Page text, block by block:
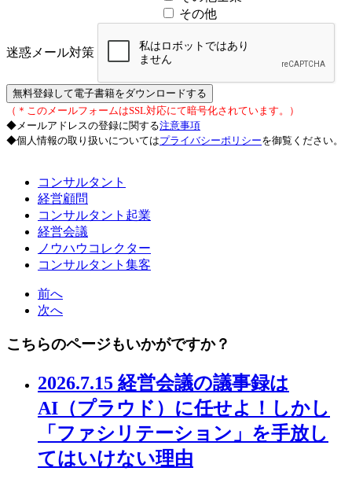
その他
迷惑メール対策
無料登録して電子書籍をダウンロードする
（＊このメールフォームはSSL対応にて暗号化されています。）
◆メールアドレスの登録に関する注意事項
◆個人情報の取り扱いについてはプライバシーポリシーを御覧ください。
コンサルタント
経営顧問
コンサルタント起業
経営会議
ノウハウコレクター
コンサルタント集客
前へ
次へ
こちらのページもいかがですか？
2026.7.15 経営会議の議事録は
AI（プラウド）に任せよ！しかし
「ファシリテーション」を手放し
てはいけない理由